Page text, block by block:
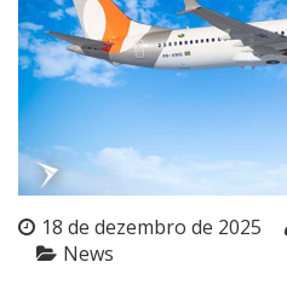
18 de dezembro de 2025
News